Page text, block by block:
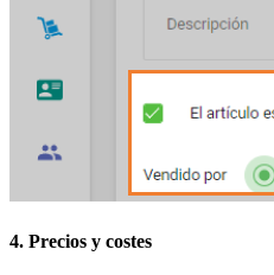
4. Precios y costes